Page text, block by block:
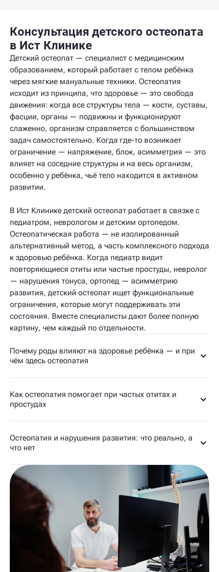
Консультация детского остеопата
в Ист Клинике
Детский остеопат — специалист с медицинским
образованием, который работает с телом ребёнка
через мягкие мануальные техники. Остеопатия
исходит из принципа, что здоровье — это свобода
движения: когда все структуры тела — кости, суставы,
фасции, органы — подвижны и функционируют
слаженно, организм справляется с большинством
задач самостоятельно. Когда где-то возникает
ограничение — напряжение, блок, асимметрия — это
влияет на соседние структуры и на весь организм,
особенно у ребёнка, чьё тело находится в активном
развитии.
В Ист Клинике детский остеопат работает в связке с
педиатром, неврологом и детским ортопедом.
Остеопатическая работа — не изолированный
альтернативный метод, а часть комплексного подхода
к здоровью ребёнка. Когда педиатр видит
повторяющиеся отиты или частые простуды, невролог
— нарушения тонуса, ортопед — асимметрию
развития, детский остеопат ищет функциональные
ограничения, которые могут поддерживать эти
состояния. Вместе специалисты дают более полную
картину, чем каждый по отдельности.
Почему роды влияют на здоровье ребёнка — и при
чём здесь остеопатия
Как остеопатия помогает при частых отитах и
простудах
Остеопатия и нарушения развития: что реально, а
что нет